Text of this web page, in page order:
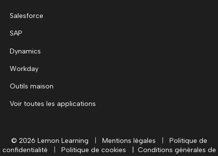
Salesforce
SAP
Dynamics
Workday
Outils maison
Voir toutes les applications
© 2026 Lemon Learning Mentions légales
Politique de
confidentialité
Politique de cookies
Conditions générales de